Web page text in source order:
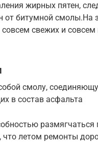
жирных пятен,
от битумной смолы.На
свежих и
смолу,
в состав асфальта
что летом ремонты